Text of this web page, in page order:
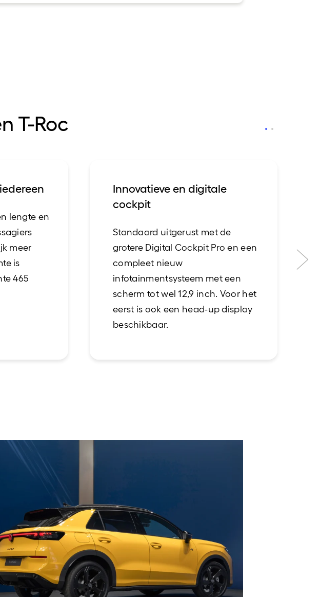
T-Roc
lengte en
meer
is
465
Innovatieve en digitale
cockpit
Standaard uitgerust met de
grotere Digital Cockpit Pro en een
compleet nieuw
infotainmentsysteem met een
scherm tot wel 12,9 inch. Voor het
eerst is ook een head-up display
beschikbaar.